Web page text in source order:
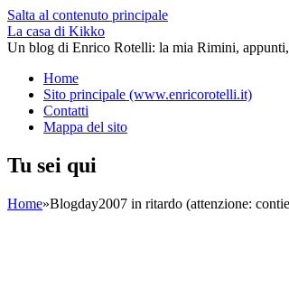
Salta al contenuto principale
La casa di Kikko
Un blog di Enrico Rotelli: la mia Rimini,
Home
Sito principale (www.enricorotelli.it)
Contatti
Mappa del sito
Tu sei qui
Home»Blogday2007 in ritardo (attenzione: